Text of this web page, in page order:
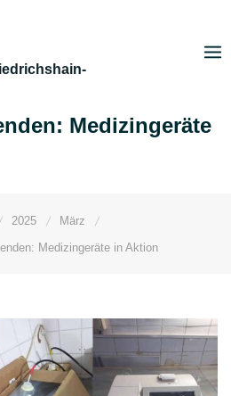
Medizingeräte
2025
März
Medizingeräte in Aktion